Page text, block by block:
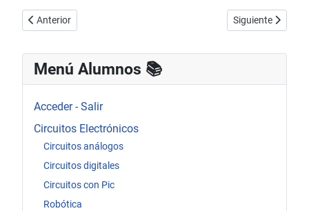
Artículo anterior: Multivibradores
Anterior Artículo
Siguiente
Menú Alumnos 📚​
Acceder - Salir
Circuitos Electrónicos
Circuitos análogos
Circuitos digitales
Circuitos con Pic
Robótica